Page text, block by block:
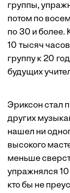
группы,
потом по
по 30 и более.
10 тысяч
группу к 20
будущих
Эриксон стал
других
нашел ни
высокого
меньше
упражнялся
кто бы не